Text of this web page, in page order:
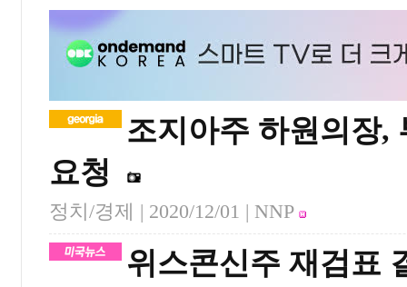
조지아주 하원의장,
요청
정치/경제 | 2020/12/01 | NNP
위스콘신주 재검표